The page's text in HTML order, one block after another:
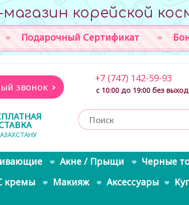
корейской
Подарочный Сертификат
звонок
+7 (747) 142-59-93
с 10:00 до 19:00 без
Акне / Прыщи Черные
кремы Макияж Аксессуары